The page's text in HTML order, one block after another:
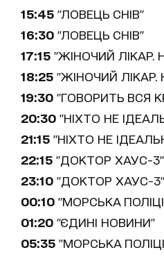
15:45 "ЛОВЕЦЬ СНІВ"
16:30 "ЛОВЕЦЬ СНІВ"
17:15 "ЖІНОЧИЙ ЛІКАР.
18:25 "ЖІНОЧИЙ
19:30 "ГОВОРИТЬ ВСЯ
20:30 "НІХТО НЕ
21:15 "НІХТО НЕ
22:15 "ДОКТОР ХАУС-3"
23:10 "ДОКТОР ХАУС-3"
00:10 "МОРСЬКА
01:20 "ЄДИНІ НОВИНИ"
05:35 "МОРСЬКА